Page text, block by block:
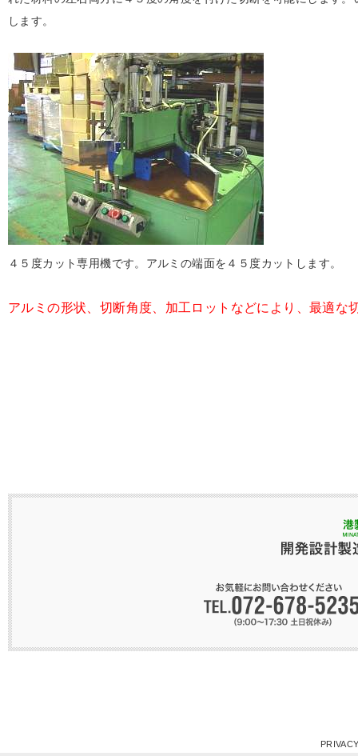
します。
４５度カット専用機です。アルミの端面を４５度カットします。
アルミの形状、切断角度、加工ロットなどにより、最適な